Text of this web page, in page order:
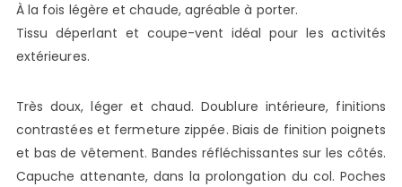
À la fois légère et chaude, agréable à porter.
Tissu déperlant et coupe-vent idéal pour les activités
extérieures.
Très doux, léger et chaud. Doublure intérieure, finitions
contrastées et fermeture zippée. Biais de finition poignets
et bas de vêtement. Bandes réfléchissantes sur les côtés.
Capuche attenante, dans la prolongation du col. Poches